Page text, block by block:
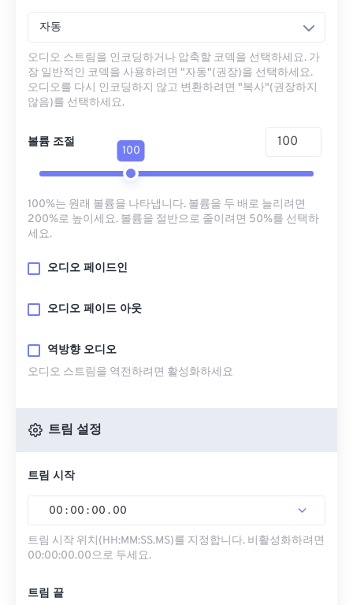
자동
오디오 스트림을 인코딩하거나 압축할 코덱을 선택하세요. 가
장 일반적인 코덱을 사용하려면 "자동"(권장)을 선택하세요.
오디오를 다시 인코딩하지 않고 변환하려면 "복사"(권장하지
않음)를 선택하세요.
볼륨 조절
100
100%는 원래 볼륨을 나타냅니다. 볼륨을 두 배로 늘리려면
200%로 높이세요. 볼륨을 절반으로 줄이려면 50%를 선택하
세요.
오디오 페이드인
오디오 페이드 아웃
역방향 오디오
오디오 스트림을 역전하려면 활성화하세요
트림 설정
트림 시작
00 : 00 : 00 . 00
트림 시작 위치(HH:MM:SS.MS)를 지정합니다. 비활성화하려면
00:00:00.00으로 두세요.
트림 끝